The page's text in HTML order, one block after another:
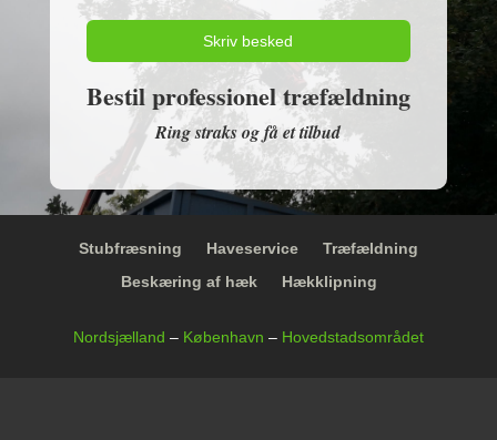
Skriv besked
Bestil professionel træfældning
Ring straks og få et tilbud
Stubfræsning Haveservice
Træfældning
Beskæring af hæk
Hækklipning
Nordsjælland – København – Hovedstadsområdet